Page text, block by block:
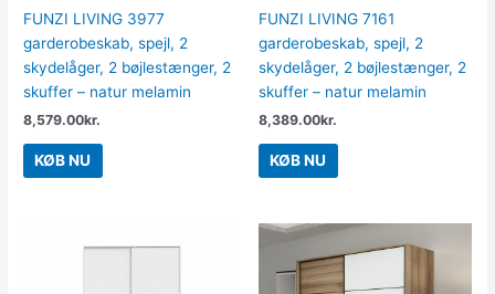
FUNZI LIVING 3977
garderobeskab, spejl, 2
skydelåger, 2 bøjlestænger, 2
skuffer – natur melamin
8,579.00kr.
KØB NU
FUNZI LIVING 7161
garderobeskab, spejl, 2
skydelåger, 2 bøjlestænger, 2
skuffer – natur melamin
8,389.00kr.
KØB NU